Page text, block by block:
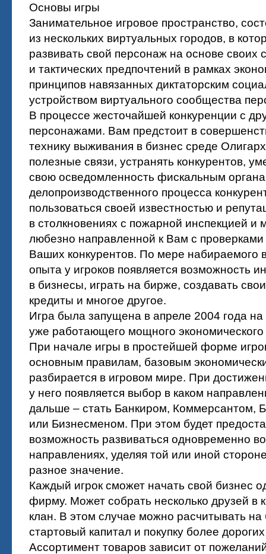
Основы игры
Занимательное игровое пространство,
из нескольких виртуальных городов, в
развивать свой персонаж на основе своих
и тактических предпочтений в рамках
принципов навязанных диктаторским
устройством виртуального сообщества
В процессе жесточайшей конкуренции с
персонажами. Вам предстоит в
технику выживания в бизнес среде
полезные связи, устранять конкурентов,
свою осведомленность фискальным
делопроизводственного процесса
пользоваться своей известностью и
в столкновениях с пожарной инспекцией и
любезно направленной к Вам с проверками
Ваших конкурентов. По мере набираемого
опыта у игроков появляется возможность
в бизнесы, играть на бирже, создавать
кредиты и многое другое.
Игра была запущена в апреле 2004 года на
уже работающего мощного экономического
При начале игры в простейшей форме
основным правилам, базовым
разбирается в игровом мире. При
у него появляется выбор в каком
дальше – стать Банкиром, Коммерсантом,
или Бизнесменом. При этом будет
возможность развиваться одновременно
направлениях, уделяя той или иной
разное значение.
Каждый игрок сможет начать свой бизнес
фирму. Может собрать несколько друзей в
клан. В этом случае можно расчитывать
стартовый капитал и покупку более
Ассортимент товаров зависит от